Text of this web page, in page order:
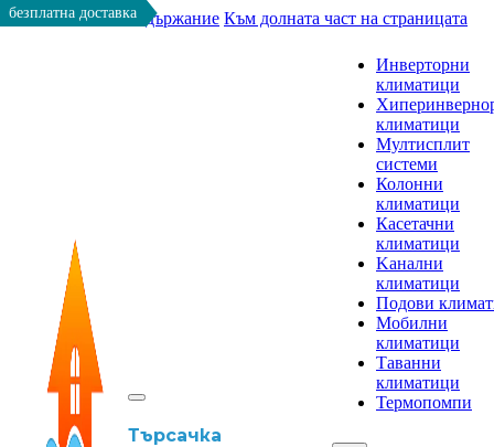
Към основното съдържание Към долната част на страницата
Търсачка
Инверторни
климатици
климатици
Мултисплит
системи
Колонни
климатици
Касетачни
климатици
Kанални
климатици
Подови
Мобилни
климатици
Таванни
климатици
Термопомпи
безплатна доставка